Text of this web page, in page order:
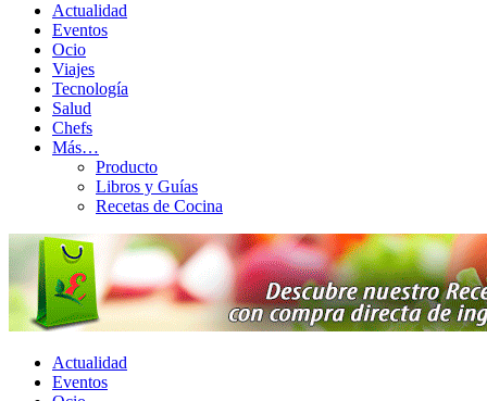
Actualidad
Eventos
Ocio
Viajes
Tecnología
Salud
Chefs
Más…
Producto
Libros y Guías
Recetas de Cocina
Actualidad
Eventos